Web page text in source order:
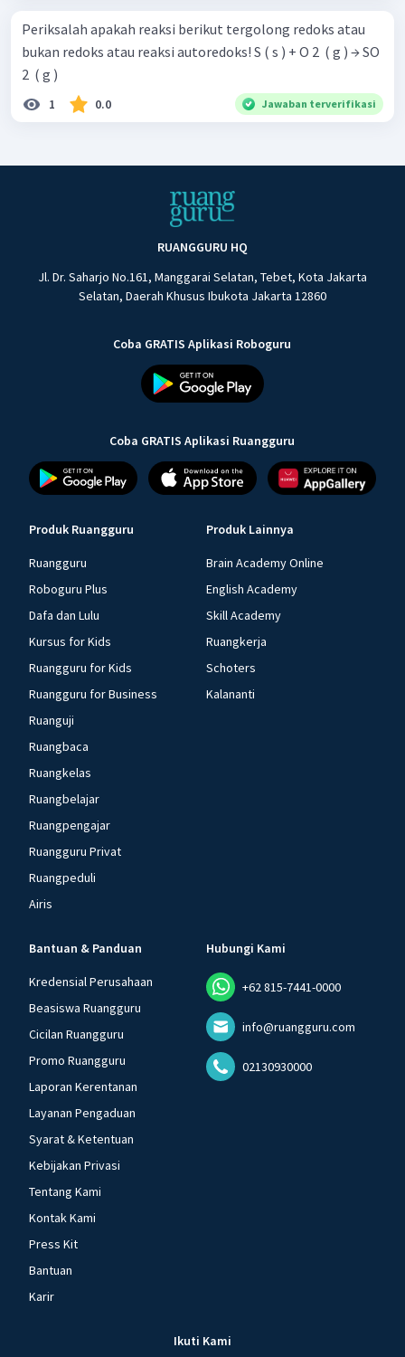
Periksalah apakah reaksi berikut tergolong redoks atau
bukan redoks atau reaksi autoredoks! S ( s ) + O 2 ​ ( g ) → SO
2 ​ ( g )
1 0.0 Jawaban terverifikasi
RUANGGURU HQ
Jl. Dr. Saharjo No.161, Manggarai Selatan, Tebet, Kota Jakarta
Selatan, Daerah Khusus Ibukota Jakarta 12860
Coba GRATIS Aplikasi Roboguru
Coba GRATIS Aplikasi Ruangguru
Produk Ruangguru
Ruangguru
Roboguru Plus
Dafa dan Lulu
Kursus for Kids
Ruangguru for Kids
Ruangguru for Business
Ruanguji
Ruangbaca
Ruangkelas
Ruangbelajar
Ruangpengajar
Ruangguru Privat
Ruangpeduli
Airis
Produk Lainnya
Brain Academy Online
English Academy
Skill Academy
Ruangkerja
Schoters
Kalananti
Bantuan & Panduan
Kredensial Perusahaan
Beasiswa Ruangguru
Cicilan Ruangguru
Promo Ruangguru
Laporan Kerentanan
Layanan Pengaduan
Syarat & Ketentuan
Kebijakan Privasi
Tentang Kami
Kontak Kami
Press Kit
Bantuan
Karir
Hubungi Kami
+62 815-7441-0000
info@ruangguru.com
02130930000
Ikuti Kami